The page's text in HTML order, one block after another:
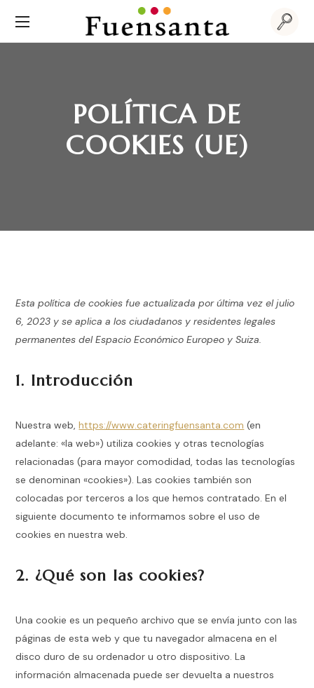
POLÍTICA DE
COOKIES (UE)
Esta política de cookies fue actualizada por última vez el julio
6, 2023 y se aplica a los ciudadanos y residentes legales
permanentes del Espacio Económico Europeo y Suiza.
1. Introducción
Nuestra web,https://www.cateringfuensanta.com (en
adelante: «la web») utiliza cookies y otras tecnologías
relacionadas (para mayor comodidad, todas las tecnologías
se denominan «cookies»). Las cookies también son
colocadas por terceros a los que hemos contratado. En el
siguiente documento te informamos sobre el uso de
cookies en nuestra web.
2. ¿Qué son las cookies?
Una cookie es un pequeño archivo que se envía junto con las
páginas de esta web y que tu navegador almacena en el
disco duro de su ordenador u otro dispositivo. La
información almacenada puede ser devuelta a nuestros